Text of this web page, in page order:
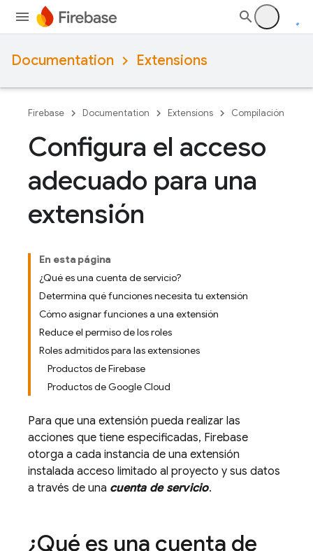
Documentation Extensions
Firebase Documentation Extensions Compilación
Configura el acceso
adecuado para una
extensión
En esta página
¿Qué es una cuenta de servicio?
Determina qué funciones necesita tu extensión
Cómo asignar funciones a una extensión
Reduce el permiso de los roles
Roles admitidos para las extensiones
Productos de Firebase
Productos de Google Cloud
Para que una extensión pueda realizar las
acciones que tiene especificadas, Firebase
otorga a cada instancia de una extensión
instalada acceso limitado al proyecto y sus datos
a través de una cuenta de servicio.
¿Qué es una cuenta de